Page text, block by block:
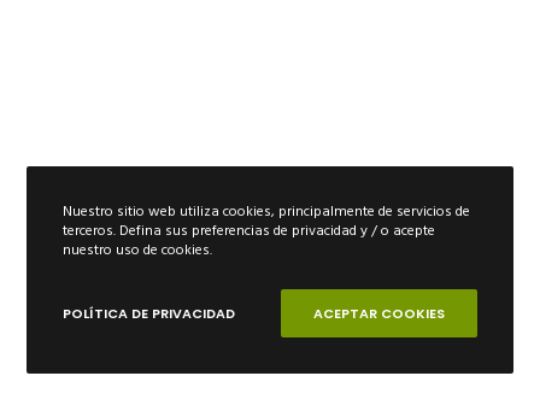
Nuestro sitio web utiliza cookies, principalmente de servicios de
terceros. Defina sus preferencias de privacidad y / o acepte
nuestro uso de cookies.
POLÍTICA DE PRIVACIDAD ACEPTAR COOKIES